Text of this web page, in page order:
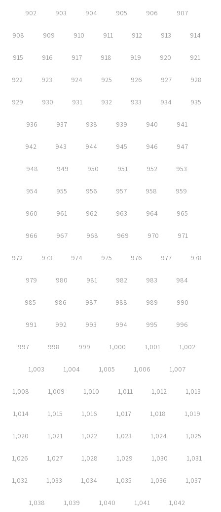
902 903 904 905 906 907
908 909 910 911 912 913 914
915 916 917 918 919 920 921
922 923 924 925 926 927 928
929 930 931 932 933 934 935
936 937 938 939 940 941
942 943 944 945 946 947
948 949 950 951 952 953
954 955 956 957 958 959
960 961 962 963 964 965
966 967 968 969 970 971
972 973 974 975 976 977 978
979 980 981 982 983 984
985 986 987 988 989 990
991 992 993 994 995 996
997 998 999 1,000 1,001 1,002
1,003 1,004 1,005 1,006 1,007
1,008 1,009 1,010 1,011 1,012 1,013
1,014 1,015 1,016 1,017 1,018 1,019
1,020 1,021 1,022 1,023 1,024 1,025
1,026 1,027 1,028 1,029 1,030 1,031
1,032 1,033 1,034 1,035 1,036 1,037
1,038 1,039 1,040 1,041 1,042